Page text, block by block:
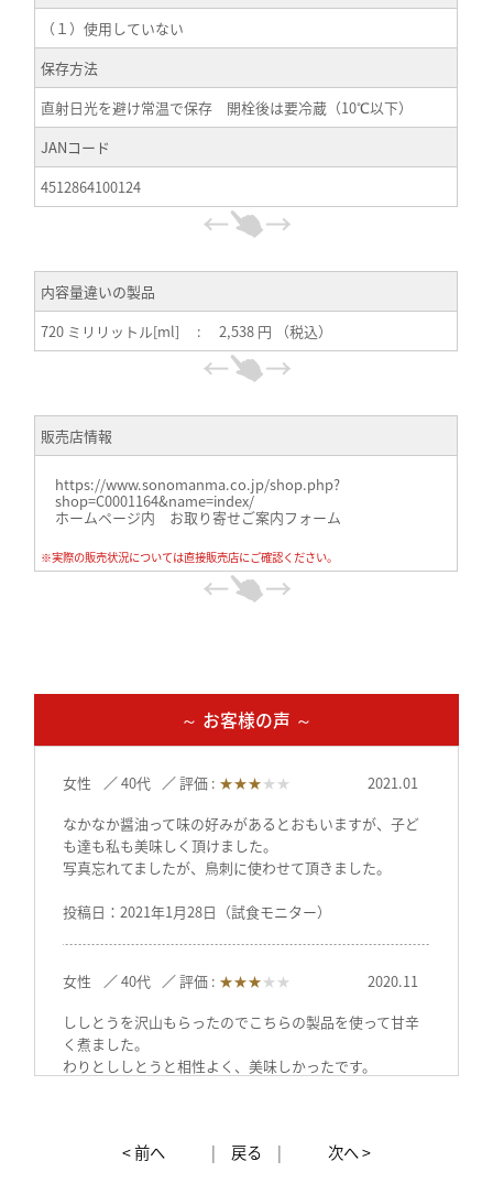
（１）使用していない
保存方法
直射日光を避け常温で保存 開栓後は要冷蔵（10℃以下）
JANコード
4512864100124
内容量違いの製品
720 ミリリットル[ml] : 2,538 円 （税込）
販売店情報
https://www.sonomanma.co.jp/shop.php?
shop=C0001164&name=index/
ホームページ内 お取り寄せご案内フォーム
※実際の販売状況については直接販売店にご確認ください。
～ お客様の声 ～
女性 40代 評価 : ★★★★★
2021.01
なかなか醤油って味の好みがあるとおもいますが、子ど
も達も私も美味しく頂けました。
写真忘れてましたが、鳥刺に使わせて頂きました。
投稿日：2021年1月28日（試食モニター）
女性 40代 評価 : ★★★★★
2020.11
ししとうを沢山もらったのでこちらの製品を使って甘辛
く煮ました。
わりとししとうと相性よく、美味しかったです。
< 前へ | 戻る | 次へ >